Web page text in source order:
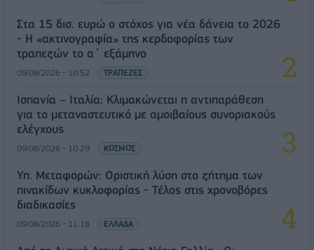
Στα 15 δισ. ευρώ ο στόχος για νέα δάνεια το 2026
- Η «ακτινογραφία» της κερδοφορίας των
τραπεζών το α΄ εξάμηνο
09/08/2026 - 10:52 ΤΡΑΠΕΖΕΣ
Ισπανία – Ιταλία: Κλιμακώνεται η αντιπαράθεση
για το μεταναστευτικό με αμοιβαίους συνοριακούς
ελέγχους
09/08/2026 - 10:29 ΚΟΣΜΟΣ
Υπ. Μεταφορών: Οριστική λύση στο ζήτημα των
πινακίδων κυκλοφορίας - Τέλος στις χρονοβόρες
διαδικασίες
09/08/2026 - 11:18 ΕΛΛΑΔΑ